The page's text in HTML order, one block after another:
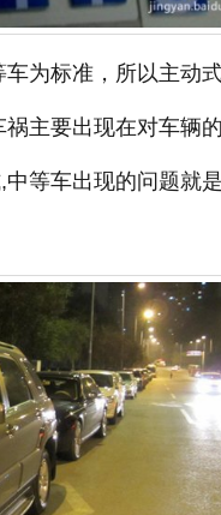
为标准，所以主动
主要出现在对车辆
等车出现的问题就